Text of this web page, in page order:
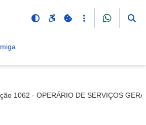
1062 - OPERÁRIO DE SERVIÇOS